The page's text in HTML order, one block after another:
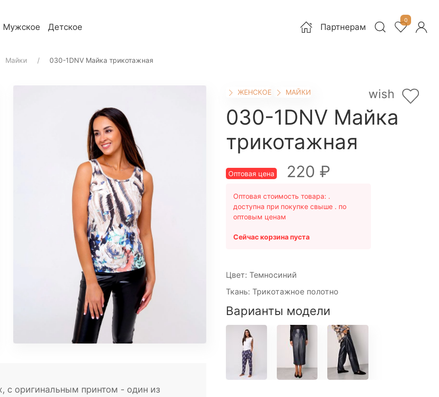
Мужское Детское Партнерам
0
Майки 030-1DNV Майка трикотажная
с оригинальным принтом - один из
030-1DNV Майка
трикотажная
wish
ЖЕНСКОЕ МАЙКИ
Оптовая цена 220 ₽
Оптовая стоимость товара: .
доступна при покупке свыше . по
оптовым ценам
Сейчас корзина пуста
Цвет: Темносиний
Ткань: Трикотажное полотно
Варианты модели